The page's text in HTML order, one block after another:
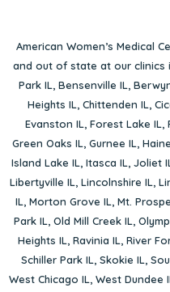
American Women’s Medical
and out of state at our clinics
Park IL, Bensenville IL,
Heights IL, Chittenden IL,
Evanston IL, Forest Lake IL,
Green Oaks IL, Gurnee IL,
Island Lake IL, Itasca IL, Joliet
Libertyville IL, Lincolnshire IL,
IL, Morton Grove IL, Mt.
Park IL, Old Mill Creek IL,
Heights IL, Ravinia IL, River
Schiller Park IL, Skokie IL,
West Chicago IL, West Dundee